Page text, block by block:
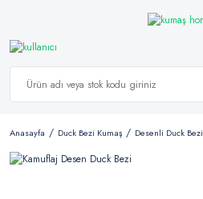
Anasayfa Duck Bezi Kumaş Desenli Duck Bezi